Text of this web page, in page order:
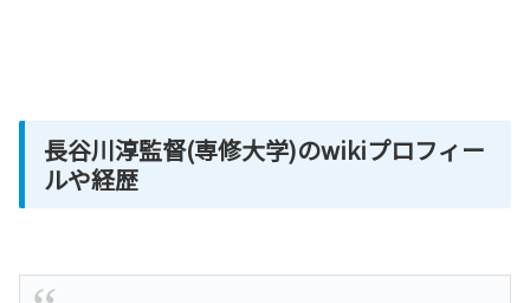
長谷川淳監督(専修大学)のwikiプロフィー
ルや経歴